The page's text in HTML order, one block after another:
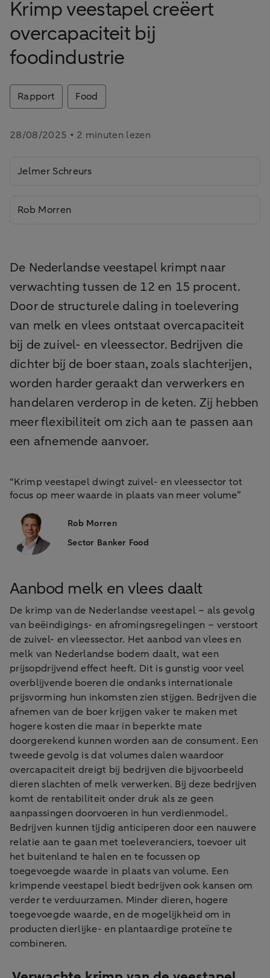
Krimp veestapel creëert
overcapaciteit bij
foodindustrie
Rapport Food
28/08/2025 • 2 minuten lezen
Jelmer Schreurs
Rob Morren
De Nederlandse veestapel krimpt naar
verwachting tussen de 12 en 15 procent.
Door de structurele daling in toelevering
van melk en vlees ontstaat overcapaciteit
bij de zuivel- en vleessector. Bedrijven die
dichter bij de boer staan, zoals slachterijen,
worden harder geraakt dan verwerkers en
handelaren verderop in de keten. Zij hebben
meer flexibiliteit om zich aan te passen aan
een afnemende aanvoer.
“Krimp veestapel dwingt zuivel- en vleessector tot
focus op meer waarde in plaats van meer volume”
Rob Morren
Sector Banker Food
Aanbod melk en vlees daalt
De krimp van de Nederlandse veestapel – als gevolg
van beëindigings- en afromingsregelingen – verstoort
de zuivel- en vleessector. Het aanbod van vlees en
melk van Nederlandse bodem daalt, wat een
prijsopdrijvend effect heeft. Dit is gunstig voor veel
overblijvende boeren die ondanks internationale
prijsvorming hun inkomsten zien stijgen. Bedrijven die
afnemen van de boer krijgen vaker te maken met
hogere kosten die maar in beperkte mate
doorgerekend kunnen worden aan de consument. Een
tweede gevolg is dat volumes dalen waardoor
overcapaciteit dreigt bij bedrijven die bijvoorbeeld
dieren slachten of melk verwerken. Bij deze bedrijven
komt de rentabiliteit onder druk als ze geen
aanpassingen doorvoeren in hun verdienmodel.
Bedrijven kunnen tijdig anticiperen door een nauwere
relatie aan te gaan met toeleveranciers, toevoer uit
het buitenland te halen en te focussen op
toegevoegde waarde in plaats van volume. Een
krimpende veestapel biedt bedrijven ook kansen om
verder te verduurzamen. Minder dieren, hogere
toegevoegde waarde, en de mogelijkheid om in
producten dierlijke- en plantaardige proteïne te
combineren.